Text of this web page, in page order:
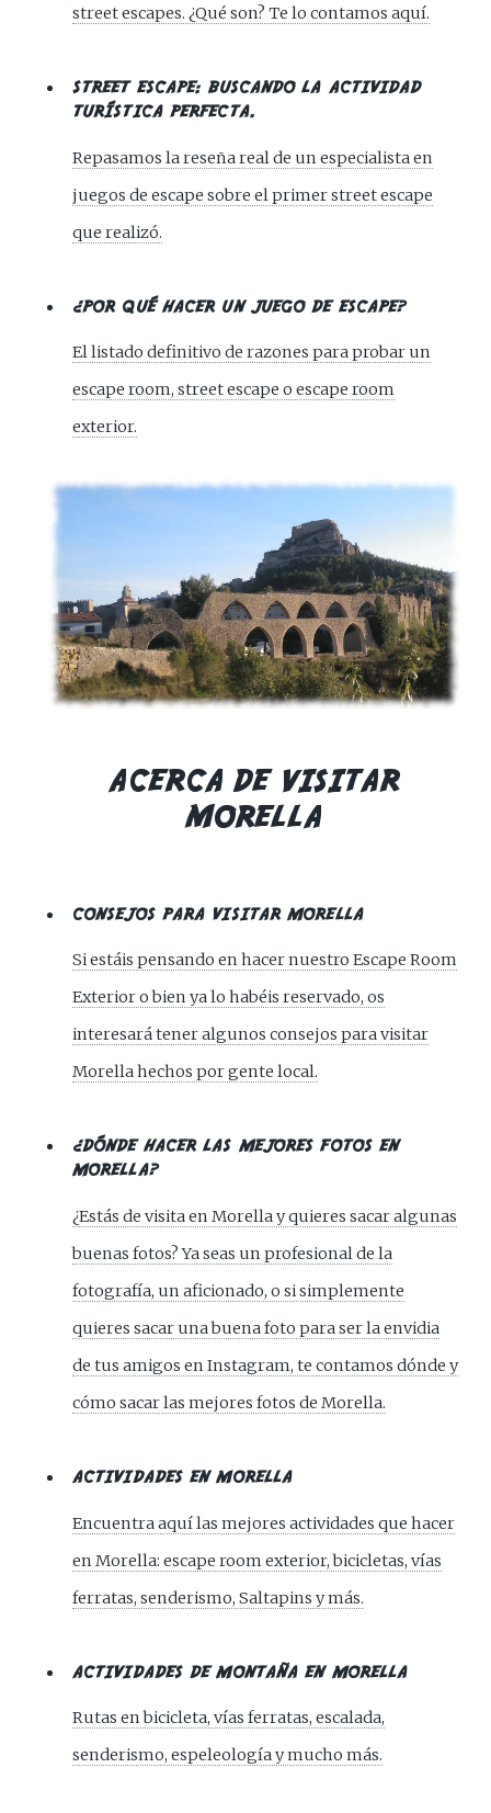
street escapes. ¿Qué son? Te lo contamos aquí.
STREET ESCAPE: BUSCANDO LA ACTIVIDAD
TURÍSTICA PERFECTA.
Repasamos la reseña real de un especialista en
juegos de escape sobre el primer street escape
que realizó.
¿POR QUÉ HACER UN JUEGO DE ESCAPE?
El listado definitivo de razones para probar un
escape room, street escape o escape room
exterior.
ACERCA DE VISITAR
MORELLA
CONSEJOS PARA VISITAR MORELLA
Si estáis pensando en hacer nuestro Escape Room
Exterior o bien ya lo habéis reservado, os
interesará tener algunos consejos para visitar
Morella hechos por gente local.
¿DÓNDE HACER LAS MEJORES FOTOS EN
MORELLA?
¿Estás de visita en Morella y quieres sacar algunas
buenas fotos? Ya seas un profesional de la
fotografía, un aficionado, o si simplemente
quieres sacar una buena foto para ser la envidia
de tus amigos en Instagram, te contamos dónde y
cómo sacar las mejores fotos de Morella.
ACTIVIDADES EN MORELLA
Encuentra aquí las mejores actividades que hacer
en Morella: escape room exterior, bicicletas, vías
ferratas, senderismo, Saltapins y más.
ACTIVIDADES DE MONTAÑA EN MORELLA
Rutas en bicicleta, vías ferratas, escalada,
senderismo, espeleología y mucho más.